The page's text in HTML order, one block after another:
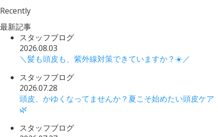
Recently
最新記事
スタッフブログ
2026.08.03
＼髪も頭皮も、紫外線対策できていますか？☀️／
スタッフブログ
2026.07.28
頭皮、かゆくなってませんか？夏こそ始めたい頭皮ケア
🌿
スタッフブログ